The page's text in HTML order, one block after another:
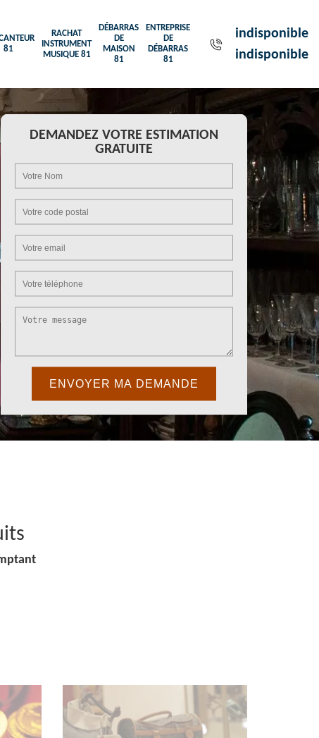
81
RACHAT
INSTRUMENT
MUSIQUE 81
DÉBARRAS
DE
MAISON
81
ENTREPRISE
DE
DÉBARRAS
81
indisponible
indisponible
DEMANDEZ VOTRE ESTIMATION
GRATUITE